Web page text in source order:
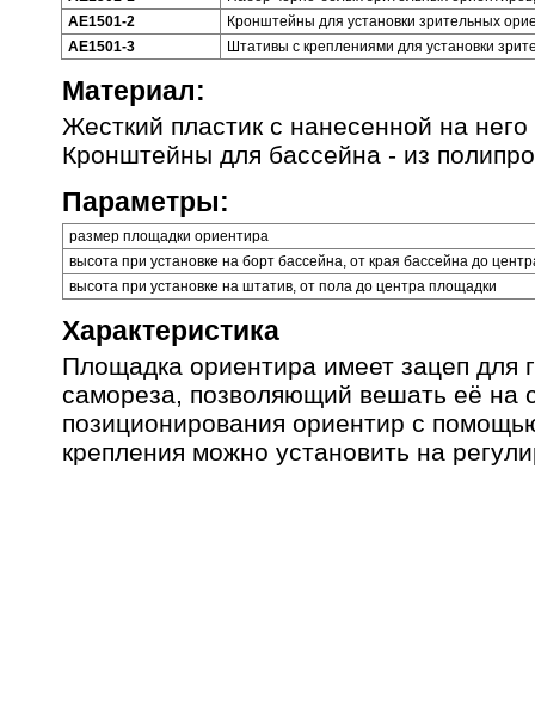
AE1501-2
Кронштейны для установки зрительных
AE1501-3
Штативы с креплениями для установки
Материал:
Жесткий пластик с нанесенной на
Кронштейны для бассейна - из
Параметры:
размер площадки ориентира
высота при установке на борт бассейна, от края бассейна до
высота при установке на штатив, от пола до центра площадки
Характеристика
Площадка ориентира имеет зацеп для
самореза, позволяющий вешать её на
позиционирования ориентир с
крепления можно установить на